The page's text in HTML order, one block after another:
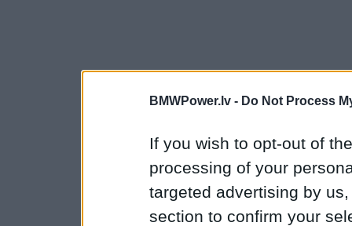
BMWPower.lv - Do Not Process
If you wish to opt-out of
processing of your
targeted advertising by
section to confirm your